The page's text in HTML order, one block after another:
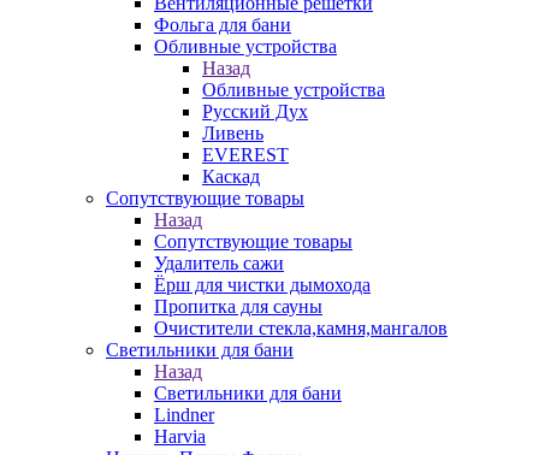
Фольга для бани
Обливные устройства
Назад
Обливные устройства
Русский Дух
Ливень
EVEREST
Каскад
Сопутствующие товары
Назад
Сопутствующие товары
Удалитель сажи
Ёрш для чистки дымохода
Пропитка для сауны
Очистители стекла,камня,мангалов
Светильники для бани
Назад
Светильники для бани
Lindner
Harvia